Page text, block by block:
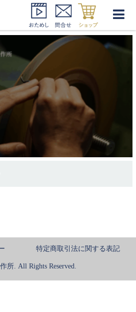
師会
特定商取引法に関する表記
所. All Rights Reserved.